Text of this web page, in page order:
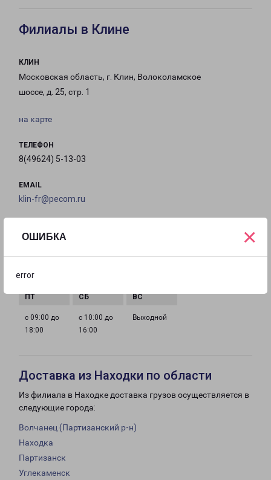
ОШИБКА
error
×
Филиалы в Клине
КЛИН
Московская область, г. Клин, Волоколамское
шоссе, д. 25, стр. 1
на карте
ТЕЛЕФОН
8(49624) 5-13-03
EMAIL
klin-fr@pecom.ru
18:00
с 09:00 до
18:00
с 10:00 до
16:00
Выходной
Доставка из Находки по области
Из филиала в Находке доставка грузов осуществляется в
следующие города:
Волчанец (Партизанский р-н)
Находка
Партизанск
Углекаменск